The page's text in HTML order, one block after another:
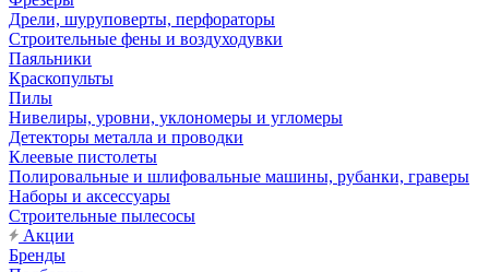
Дрели, шуруповерты, перфораторы
Строительные фены и воздуходувки
Паяльники
Краскопульты
Пилы
Нивелиры, уровни, уклономеры и угломеры
Детекторы металла и проводки
Клеевые пистолеты
Полировальные и шлифовальные машины, рубанки, граверы
Наборы и аксессуары
Строительные пылесосы
Акции
Бренды